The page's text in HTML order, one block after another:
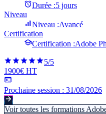
Durée :5 jours
Niveau
Niveau :Avancé
Certification
Certification :Adobe
5/5
1900€ HT
Prochaine session : 31/08/2026
Voir toutes les formations